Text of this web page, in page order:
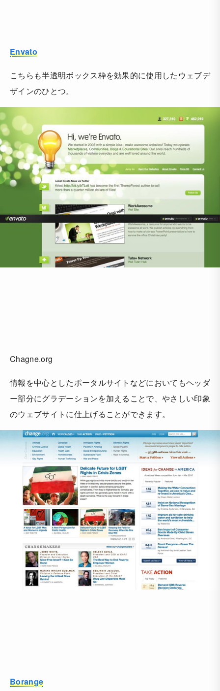
Envato
こちらも半透明ボックス枠を効果的に使用したウェブデ
ザインのひとつ。
Chagne.org
情報を中心としたポータルサイトなどにおいてもヘッダ
ー部分にグラデーションを加えることで、やさしい印象
のウェブサイトに仕上げることができます。
Borange